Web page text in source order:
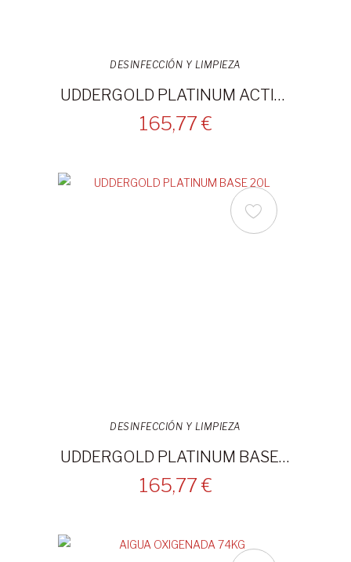
DESINFECCIÓN Y LIMPIEZA
UDDERGOLD PLATINUM ACTIVADOR 20L
165,77 €
DESINFECCIÓN Y LIMPIEZA
UDDERGOLD PLATINUM BASE 20L
165,77 €